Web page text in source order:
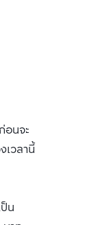
อนจะ
วลานี้
น